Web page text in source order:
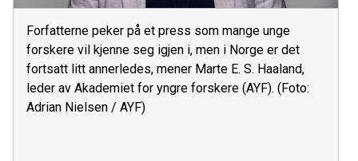
Forfatterne peker på et press som mange unge
forskere vil kjenne seg igjen i, men i Norge er det
fortsatt litt annerledes, mener Marte E. S. Haaland,
leder av Akademiet for yngre forskere (AYF). (Foto:
Adrian Nielsen / AYF)